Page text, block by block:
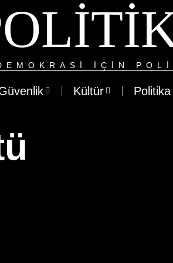
IÇIN
Kültür Politika